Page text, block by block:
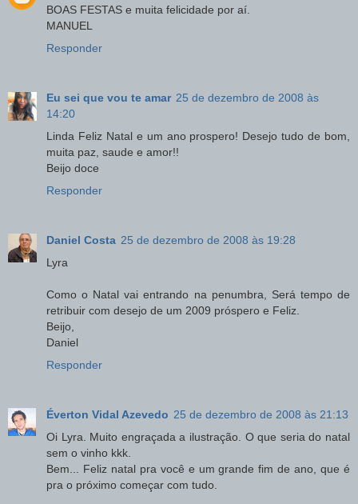
BOAS FESTAS e muita felicidade por aí.
MANUEL
Responder
Eu sei que vou te amar 25 de dezembro de 2008 às
14:20
Linda Feliz Natal e um ano prospero! Desejo tudo de bom,
muita paz, saude e amor!!
Beijo doce
Responder
Daniel Costa 25 de dezembro de 2008 às 19:28
Lyra
Como o Natal vai entrando na penumbra, Será tempo de
retribuir com desejo de um 2009 próspero e Feliz.
Beijo,
Daniel
Responder
Éverton Vidal Azevedo 25 de dezembro de 2008 às 21:13
Oi Lyra. Muito engraçada a ilustração. O que seria do natal
sem o vinho kkk.
Bem... Feliz natal pra você e um grande fim de ano, que é
pra o próximo começar com tudo.